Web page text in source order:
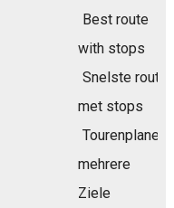
Best route
with stops
Snelste route
met stops
Tourenplaner
mehrere
Ziele